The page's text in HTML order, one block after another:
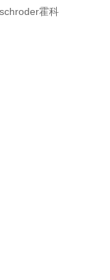
霍科